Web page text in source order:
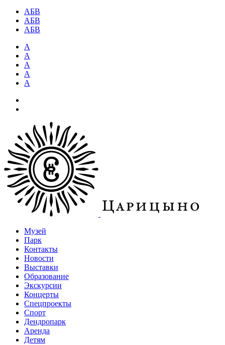
АБВ
АБВ
АБВ
А
А
А
А
А
Музей
Парк
Контакты
Новости
Выставки
Образование
Экскурсии
Концерты
Спецпроекты
Спорт
Дендропарк
Аренда
Детям